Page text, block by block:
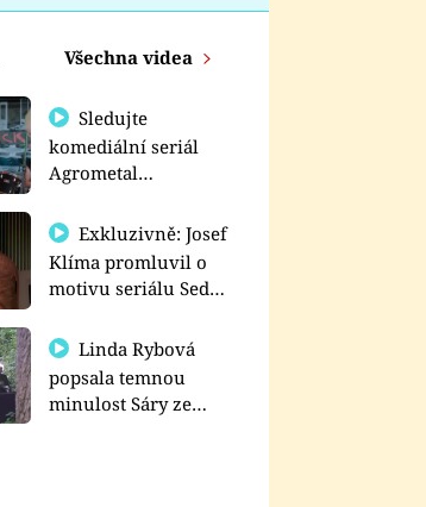
Všechna videa
Sledujte
komediální seriál
Agrometal
prima+
Exkluzivně: Josef
Klíma promluvil o
motivu seriálu Sedm
Linda Rybová
popsala temnou
minulost Sáry ze